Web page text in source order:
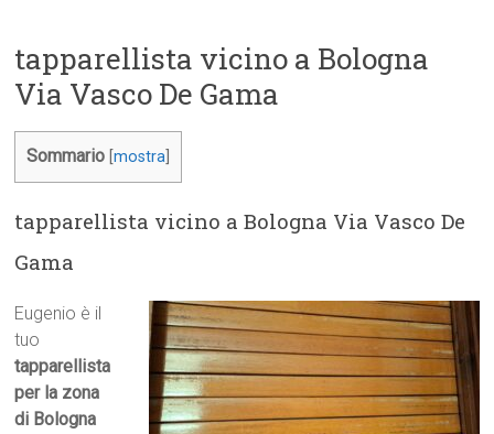
tapparellista vicino a Bologna
Via Vasco De Gama
Sommario [mostra
tapparellista vicino a Bologna Via Vasco De
Gama
Eugenio è il
tuo
tapparellista
per la zona
di Bologna